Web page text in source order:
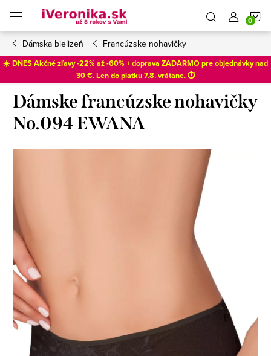
obsah
Dámska bielizeň Francúzske nohavičky
☀️ DNES Akčné zľavy -22% až -60% + doprava ZADARMO pre objednávky nad
30 €. Len dopiatku 7.8. vrátane. ⏱️
Dámske francúzske nohavičky
No.094 EWANA